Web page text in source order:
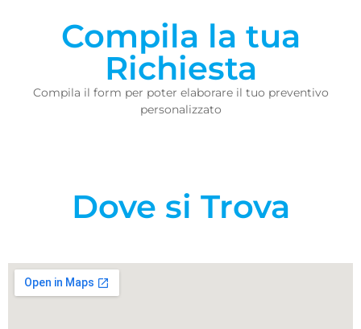
Compila la tua
Richiesta
Compila il form per poter elaborare il tuo preventivo
personalizzato
Dove si Trova